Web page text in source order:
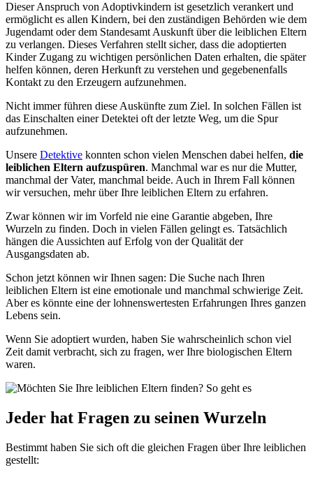
Dieser Anspruch von Adoptivkindern ist gesetzlich verankert und
ermöglicht es allen Kindern, bei den zuständigen Behörden wie dem
Jugendamt oder dem Standesamt Auskunft über die leiblichen Eltern
zu verlangen. Dieses Verfahren stellt sicher, dass die adoptierten
Kinder Zugang zu wichtigen persönlichen Daten erhalten, die später
helfen können, deren Herkunft zu verstehen und gegebenenfalls
Kontakt zu den Erzeugern aufzunehmen.
Nicht immer führen diese Auskünfte zum Ziel. In solchen Fällen ist
das Einschalten einer Detektei oft der letzte Weg, um die Spur
aufzunehmen.
Unsere Detektive konnten schon vielen Menschen dabei helfen, die
leiblichen Eltern aufzuspüren. Manchmal war es nur die Mutter,
manchmal der Vater, manchmal beide. Auch in Ihrem Fall können
wir versuchen, mehr über Ihre leiblichen Eltern zu erfahren.
Zwar können wir im Vorfeld nie eine Garantie abgeben, Ihre
Wurzeln zu finden. Doch in vielen Fällen gelingt es. Tatsächlich
hängen die Aussichten auf Erfolg von der Qualität der
Ausgangsdaten ab.
Schon jetzt können wir Ihnen sagen: Die Suche nach Ihren
leiblichen Eltern ist eine emotionale und manchmal schwierige Zeit.
Aber es könnte eine der lohnenswertesten Erfahrungen Ihres ganzen
Lebens sein.
Wenn Sie adoptiert wurden, haben Sie wahrscheinlich schon viel
Zeit damit verbracht, sich zu fragen, wer Ihre biologischen Eltern
waren.
Jeder hat Fragen zu seinen Wurzeln
Bestimmt haben Sie sich oft die gleichen Fragen über Ihre leiblichen
gestellt: